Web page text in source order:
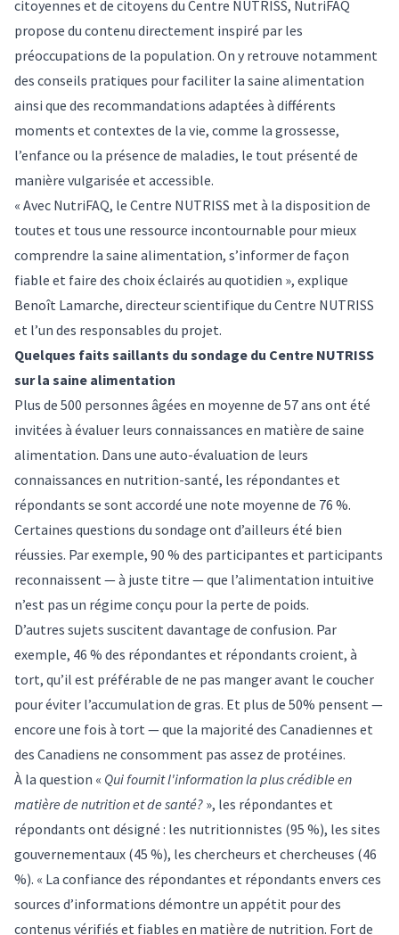
citoyennes et de citoyens du Centre NUTRISS, NutriFAQ
propose du contenu directement inspiré par les
préoccupations de la population. On y retrouve notamment
des conseils pratiques pour faciliter la saine alimentation
ainsi que des recommandations adaptées à différents
moments et contextes de la vie, comme la grossesse,
l’enfance ou la présence de maladies, le tout présenté de
manière vulgarisée et accessible.
« Avec NutriFAQ, le Centre NUTRISS met à la disposition de
toutes et tous une ressource incontournable pour mieux
comprendre la saine alimentation, s’informer de façon
fiable et faire des choix éclairés au quotidien », explique
Benoît Lamarche, directeur scientifique du Centre NUTRISS
et l’un des responsables du projet.
Quelques faits saillants du sondage du Centre NUTRISS
sur la saine alimentation
Plus de 500 personnes âgées en moyenne de 57 ans ont été
invitées à évaluer leurs connaissances en matière de saine
alimentation. Dans une auto-évaluation de leurs
connaissances en nutrition-santé, les répondantes et
répondants se sont accordé une note moyenne de 76 %.
Certaines questions du sondage ont d’ailleurs été bien
réussies. Par exemple, 90 % des participantes et participants
reconnaissent — à juste titre — que l’alimentation intuitive
n’est pas un régime conçu pour la perte de poids.
D’autres sujets suscitent davantage de confusion. Par
exemple, 46 % des répondantes et répondants croient, à
tort, qu’il est préférable de ne pas manger avant le coucher
pour éviter l’accumulation de gras. Et plus de 50% pensent —
encore une fois à tort — que la majorité des Canadiennes et
des Canadiens ne consomment pas assez de protéines.
À la question « Qui fournit l'information la plus crédible en
matière de nutrition et de santé? », les répondantes et
répondants ont désigné : les nutritionnistes (95 %), les sites
gouvernementaux (45 %), les chercheurs et chercheuses (46
%). « La confiance des répondantes et répondants envers ces
sources d’informations démontre un appétit pour des
contenus vérifiés et fiables en matière de nutrition. Fort de